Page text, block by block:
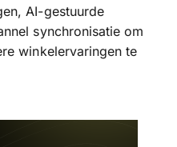
AI-gestuurde
synchronisatie om
winkelervaringen te